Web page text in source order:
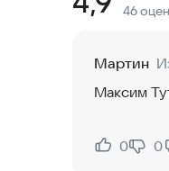
- в Погоне
- режим бойни;
можно
46
Мартин
Максим
Нравится:
0
Не
0